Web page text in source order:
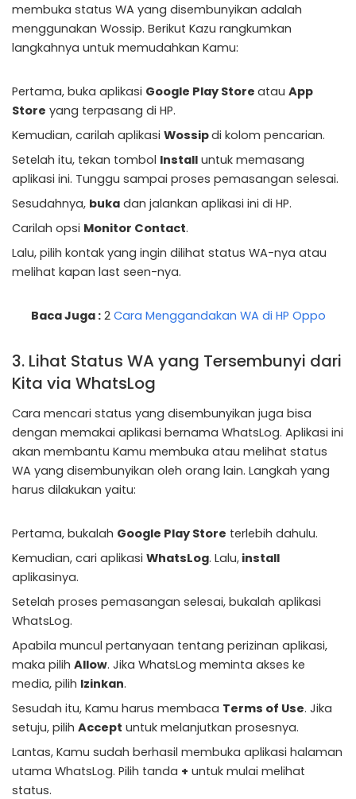
membuka status WA yang disembunyikan adalah
menggunakan Wossip. Berikut Kazu rangkumkan
langkahnya untuk memudahkan Kamu:
Pertama, buka aplikasi Google Play Store atau App
Store yang terpasang di HP.
Kemudian, carilah aplikasi Wossipdi kolom pencarian.
Setelah itu, tekan tombol Install untuk memasang
aplikasi ini. Tunggu sampai proses pemasangan selesai.
Sesudahnya, buka dan jalankan aplikasi ini di HP.
Carilah opsi Monitor Contact.
Lalu, pilih kontak yang ingin dilihat status WA-nya atau
melihat kapan last seen-nya.
Baca Juga :2 Cara Menggandakan WA di HP Oppo
3. Lihat Status WA yang Tersembunyi dari
Kita via WhatsLog
Cara mencari status yang disembunyikan juga bisa
dengan memakai aplikasi bernama WhatsLog. Aplikasi ini
akan membantu Kamu membuka atau melihat status
WA yang disembunyikan oleh orang lain. Langkah yang
harus dilakukan yaitu:
Pertama, bukalah Google Play Store terlebih dahulu.
Kemudian, cari aplikasi WhatsLog. Lalu, install
aplikasinya.
Setelah proses pemasangan selesai, bukalah aplikasi
WhatsLog.
Apabila muncul pertanyaan tentang perizinan aplikasi,
maka pilih Allow. Jika WhatsLog meminta akses ke
media, pilih Izinkan.
Sesudah itu, Kamu harus membaca Terms of Use. Jika
setuju, pilih Accept untuk melanjutkan prosesnya.
Lantas, Kamu sudah berhasil membuka aplikasi halaman
utama WhatsLog. Pilih tanda + untuk mulai melihat
status.